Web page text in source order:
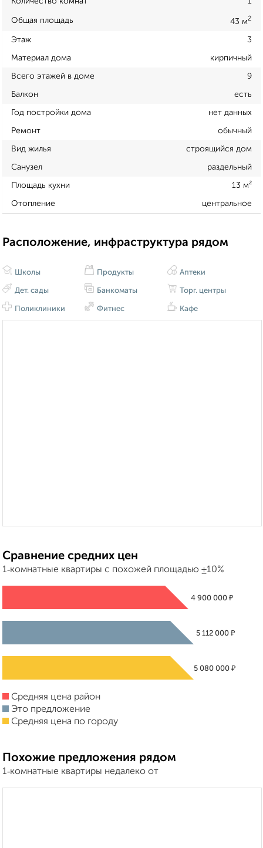
Общая площадь 43 м2
Этаж 3
Материал дома кирпичный
Всего этажей в доме 9
Балкон есть
Год постройки дома нет данных
Ремонт обычный
Вид жилья строящийся дом
Санузел раздельный
Площадь кухни 13 м²
Отопление центральное
Расположение, инфраструктура рядом
Школы
Дет. сады
Поликлиники
Продукты
Банкоматы
Фитнес
Аптеки
Торг. центры
Кафе
Сравнение средних цен
1‑комнатные квартиры с похожей площадью ±10%
4 900 000₽
5 112 000 ₽
5 080 000 ₽
Средняя цена район
Это предложение
Средняя цена по городу
Похожие предложения рядом
1‑комнатные квартиры недалеко от